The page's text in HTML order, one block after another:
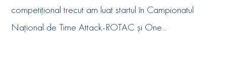
competițional trecut am luat startul în Campionatul
Național de Time Attack-ROTAC și One...